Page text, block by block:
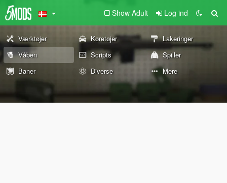
Show Adult Log ind
Værktøjer Køretøjer
Lakeringer
Våben
Scripts
Spiller
Baner
Diverse Mere